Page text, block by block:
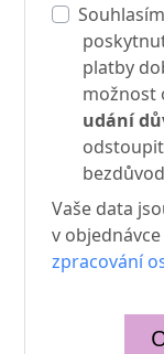
platby
možnost
udání
Vaše data
v
zpracování